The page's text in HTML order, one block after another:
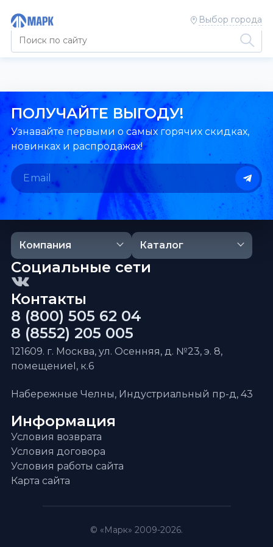
Выбор города
ПОЛУЧАЙТЕ ВЫГОДУ!
Узнавайте первыми о самых горячих скидках,
новинках и распродажах!
Компания Каталог
Информация
Условия возврата
Условия договора
Условия работы сайта
Карта сайта
Контакты
8 (800) 505 62 04
8 (8552) 205 005
121609. г. Москва, ул. Осенняя, д. №23, э. 8,
помещениеI, к.6
Набережные Челны, Индустриальный пр-д, 43
Социальные сети
© «Марк» 2009-2026.